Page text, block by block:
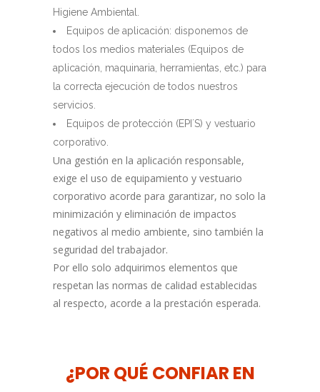
Higiene Ambiental.
Equipos de aplicación: disponemos de
todos los medios materiales (Equipos de
aplicación, maquinaria, herramientas, etc.) para
la correcta ejecución de todos nuestros
servicios.
Equipos de protección (EPI´S) y vestuario
corporativo.
Una gestión en la aplicación responsable,
exige el uso de equipamiento y vestuario
corporativo acorde para garantizar, no solo la
minimización y eliminación de impactos
negativos al medio ambiente, sino también la
seguridad del trabajador.
Por ello solo adquirimos elementos que
respetan las normas de calidad establecidas
al respecto, acorde a la prestación esperada.
¿POR QUÉ CONFIAR EN